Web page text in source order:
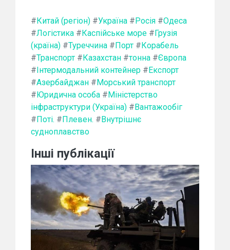
#Китай (регіон) #Україна #Росія #Одеса
#Логістика #Каспійське море #Грузія
(країна) #Туреччина #Порт #Корабель
#Транспорт #Казахстан #тонна #Європа
#Інтермодальний контейнер #Експорт
#Азербайджан #Морський транспорт
#Юридична особа #Міністерство
інфраструктури (Україна) #Вантажообіг
#Поті. #Плевен. #Внутрішнє
судноплавство
Інші публікації